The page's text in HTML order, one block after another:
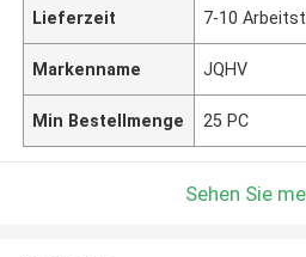
Lieferzeit 7-10
Markenname JQHV
Min Bestellmenge 25 PC
Sehen Sie